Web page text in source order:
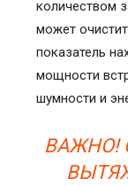
количеством
может
показатель
мощности
шумности и
ВАЖНО!